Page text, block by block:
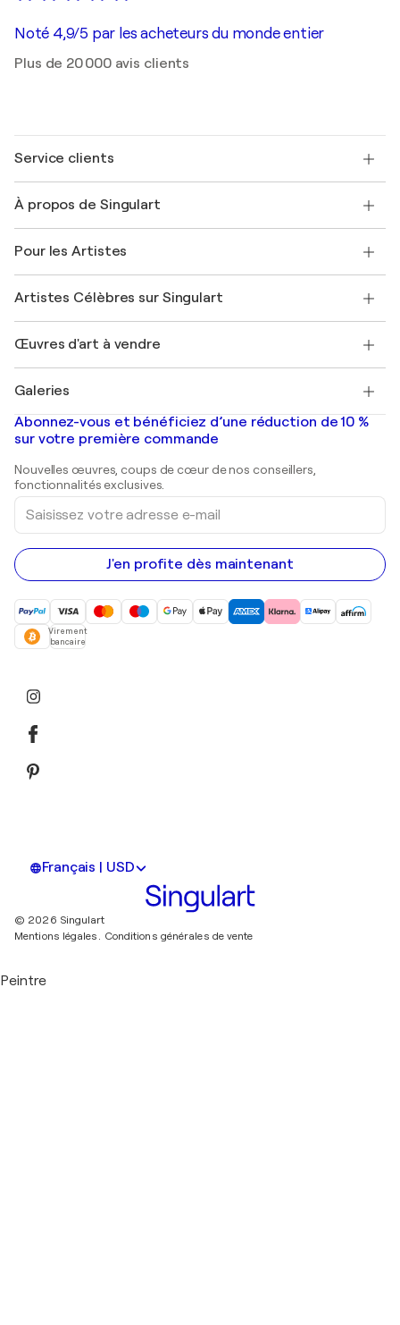
Noté 4,9/5 par les acheteurs du monde entier
Plus de 20 000 avis clients
Service clients
Expédition
Offrir une carte cadeau
Rejoignez notre programme commercial
Mon compte
+33 1 76 44 06 42
À propos de Singulart
FAQ
Magazine Singulart
Emplois
Découvrez une sélection d'art original
Pour les Artistes
Se connecter en tant qu'Artiste
Artistes Célèbres sur Singulart
Marc Chagall
Banksy
Mr. Brainwash
Shepard Fairey
Œuvres d'art à vendre
Tableaux abstraits à vendre
Peintures de paysage
Estampes
Peintures acryliques
Galeries
Galeries d'art en France
Galeries d'art en Belgique
Abonnez-vous et bénéficiez d’une réduction de 10 %
sur votre première commande
Nouvelles œuvres, coups de cœur de nos conseillers,
fonctionnalités exclusives.
Saisissez
votre
adresse
e-
mail
J'en profite dès maintenant
Virement
bancaire
Français | USD
© 2026 Singulart
Mentions légales. Conditions générales de vente
Peintre